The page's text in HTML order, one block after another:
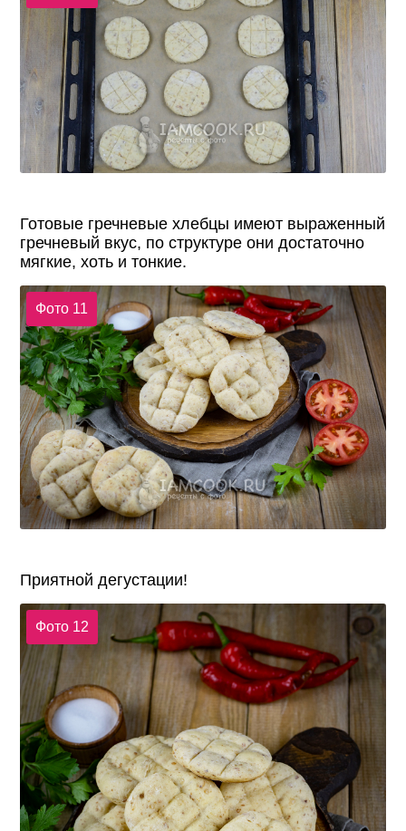
Готовые гречневые хлебцы имеют выраженный
гречневый вкус, по структуре они достаточно
мягкие, хоть и тонкие.
Фото 11
Приятной дегустации!
Фото 12